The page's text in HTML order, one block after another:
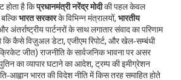
होता है किप्रधानमंत्री नरेंद्र मोदीकी पहल केवल
बल्किभारत सरकारके विभिन्न मंत्रालयों, भारतीय
पार्टनरों के साथ लगातार संवाद का परिणाम
कैसे विज़ुअल डेटा, एजीएम रिपोर्ट, और खेल‑सम्बंधी
जीत) राजनीति के सार्वजनिक भावना पर असर
का व्यापार घटाने का आदेश, ट्रम्प की इमीग्रेशन
भारत की विदेश नीति में किस तरह समाहित होते